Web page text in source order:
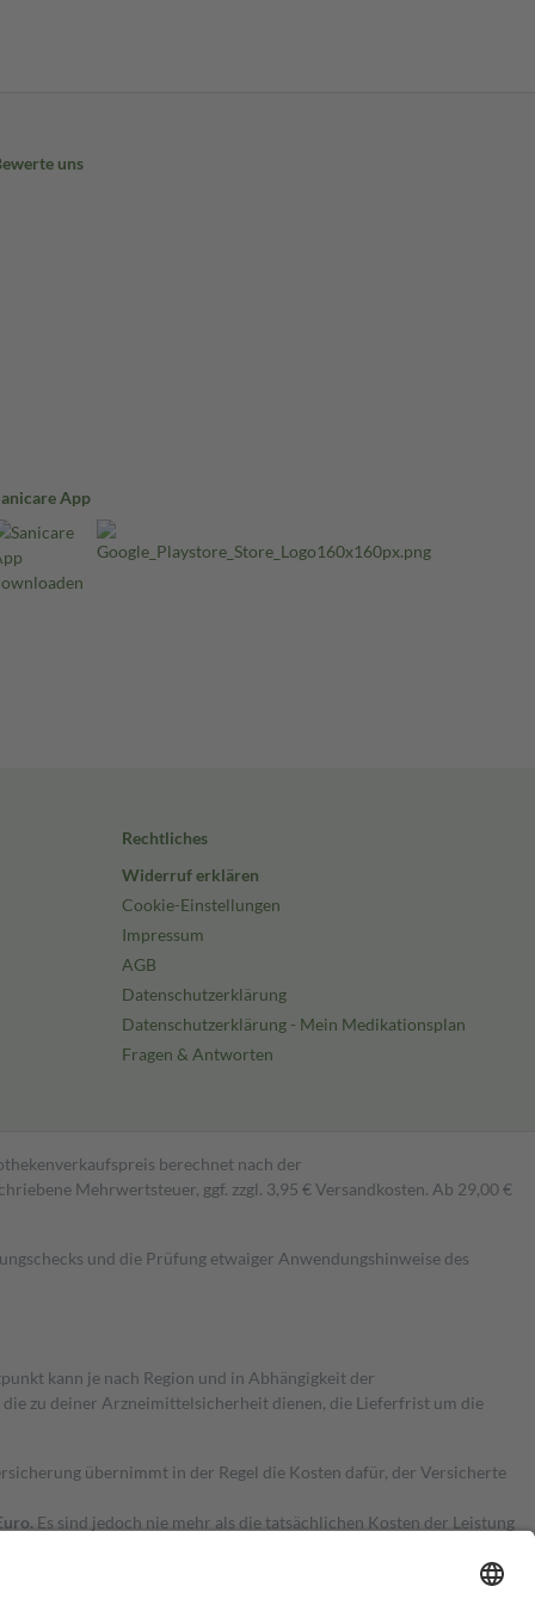
uns
App
Rechtliches
Widerruf erklären
Cookie-Einstellungen
Impressum
AGB
Datenschutzerklärung
Datenschutzerklärung - Mein Medikationsplan
Fragen & Antworten
berechnet nach der
Mehrwertsteuer, ggf. zzgl. 3,95 € Versandkosten. Ab 29,00 €
und die Prüfung etwaiger Anwendungshinweise des
kann je nach Region und in Abhängigkeit der
zu deiner Arzneimittelsicherheit dienen, die Lieferfrist um die
übernimmt in der Regel die Kosten dafür, der Versicherte
Es sind jedoch nie mehr als die tatsächlichen Kosten der Leistung